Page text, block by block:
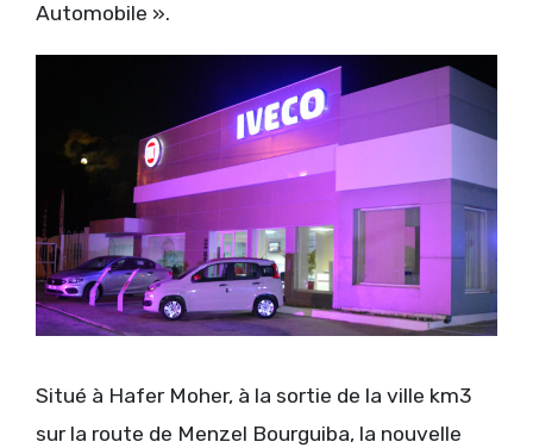
Automobile ».
Situé à Hafer Moher, à la sortie de la ville km3
sur la route de Menzel Bourguiba, la nouvelle